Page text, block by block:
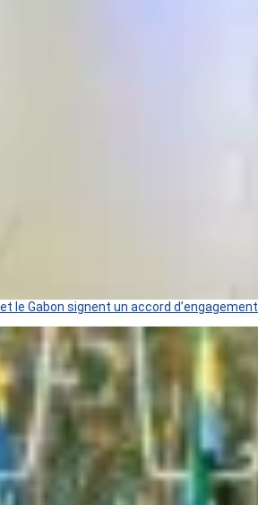
le Gabon signent un accord d’engagement